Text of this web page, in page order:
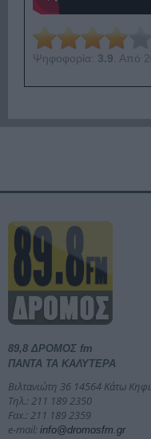
Ψηφοφορία: 3.9 . Από
89,8 ΔΡΟΜΟΣ fm
ΠΑΝΤΑ ΤΑ ΚΑΛΥΤΕΡΑ
Βιλτανιώτη 36 14564 Κάτω
Τηλ.: 211 189 2350
Fax.: 211 189 2359
e-mail: info@dromosfm.gr